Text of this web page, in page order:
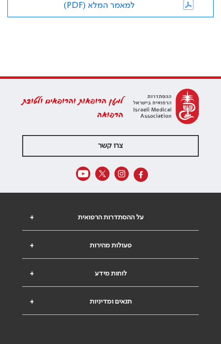
למאמר המלא (PDF)
למען הרופאות והרופאים ולטובת
הרפואה
צרו קשר
+ על ההסתדרות הרפואית
+ פעולות מהירות
+ לוחות מידע
+ תנאים ומדיניות